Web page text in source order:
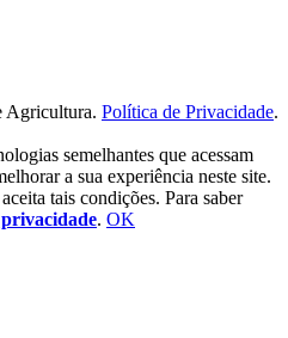
Agricultura. Política de Privacidade.
semelhantes que acessam
a sua experiência neste site.
tais condições. Para saber
. OK